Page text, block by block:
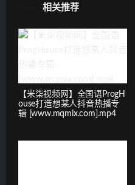
相关推荐
【米柒视频网】全国语ProgH
ouse打造想某人抖音热播专
辑 [www.mqmix.com].mp4